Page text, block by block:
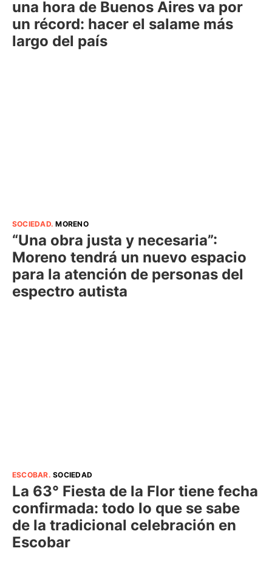
una hora de Buenos Aires va por
un récord: hacer el salame más
largo del país
SOCIEDAD.MORENO
“Una obra justa y necesaria”:
Moreno tendrá un nuevo espacio
para la atención de personas del
espectro autista
ESCOBAR.SOCIEDAD
La 63° Fiesta de la Flor tiene fecha
confirmada: todo lo que se sabe
de la tradicional celebración en
Escobar